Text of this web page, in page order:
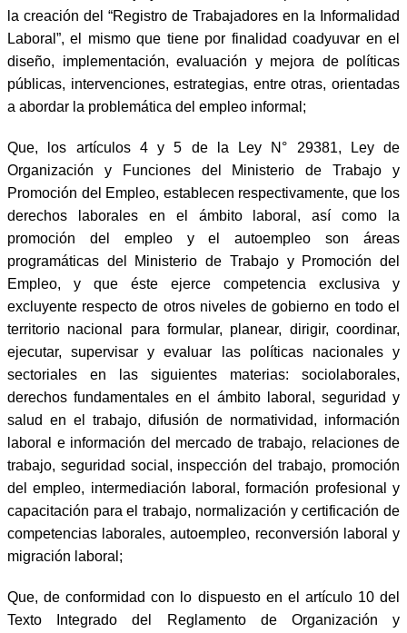
la creación del “Registro de Trabajadores en la Informalidad
Laboral”, el mismo que tiene por finalidad coadyuvar en el
diseño, implementación, evaluación y mejora de políticas
públicas, intervenciones, estrategias, entre otras, orientadas
a abordar la problemática del empleo informal;
Que, los artículos 4 y 5 de la Ley N° 29381, Ley de
Organización y Funciones del Ministerio de Trabajo y
Promoción del Empleo, establecen respectivamente, que los
derechos laborales en el ámbito laboral, así como la
promoción del empleo y el autoempleo son áreas
programáticas del Ministerio de Trabajo y Promoción del
Empleo, y que éste ejerce competencia exclusiva y
excluyente respecto de otros niveles de gobierno en todo el
territorio nacional para formular, planear, dirigir, coordinar,
ejecutar, supervisar y evaluar las políticas nacionales y
sectoriales en las siguientes materias: sociolaborales,
derechos fundamentales en el ámbito laboral, seguridad y
salud en el trabajo, difusión de normatividad, información
laboral e información del mercado de trabajo, relaciones de
trabajo, seguridad social, inspección del trabajo, promoción
del empleo, intermediación laboral, formación profesional y
capacitación para el trabajo, normalización y certificación de
competencias laborales, autoempleo, reconversión laboral y
migración laboral;
Que, de conformidad con lo dispuesto en el artículo 10 del
Texto Integrado del Reglamento de Organización y